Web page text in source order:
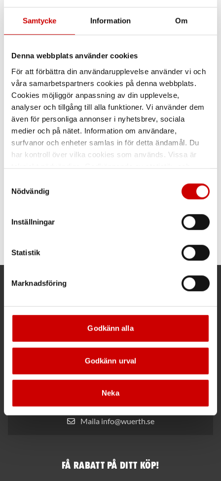
Samtycke Information Om
Denna webbplats använder cookies
För att förbättra din användarupplevelse använder vi och
våra samarbetspartners cookies på denna webbplats.
Cookies möjliggör anpassning av din upplevelse,
analyser och tillgång till alla funktioner. Vi använder dem
även för personliga annonser i nyhetsbrev, sociala
medier och på nätet. Information om användare,
surfvanor och enheter samlas in för detta ändamål. Du
har kontroll över vilka cookies som används. Vissa är
tekniskt nödvändiga. Godkännande av statistik- och
länder utanför EU med olika dataskyddsnormer. Genom
att godkänna samtycker du till sådana överföringar. Läs
Nödvändig
Inställningar
Statistik
Marknadsföring
Godkänn alla
Godkänn urval
Neka
Plomb till PP-Pet band.
Tillverkad i smidet kolstål och
PÖ-16
Plomb till PP-Pet band
Ring kundsupport 019 - 35 10 30
Maila kundsupport@wuerth.se
Växel
Ring växeln 019 - 35 10 00
Maila info@wuerth.se
Få rabatt på ditt köp!